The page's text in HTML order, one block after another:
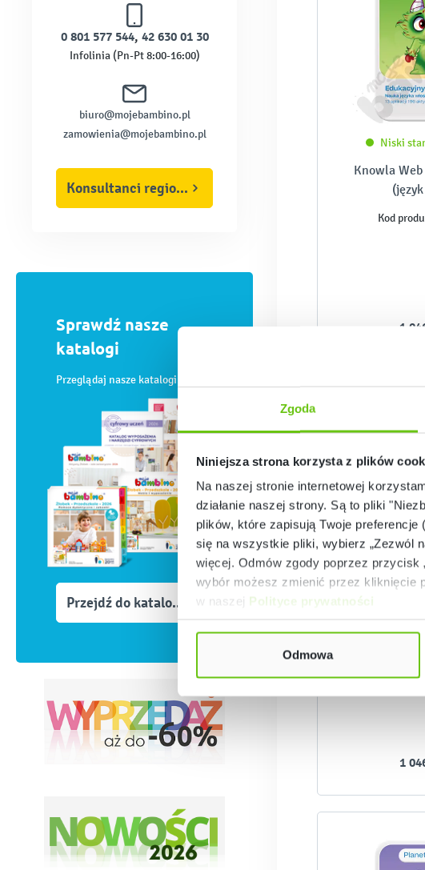
Zgoda
Niniejsza strona korzysta z plików
Na naszej stronie internetowej
działanie naszej strony. Są to pliki
plików, które zapisują Twoje
się na wszystkie pliki, wybierz „Zezwól
więcej. Odmów zgody poprzez przycisk
wybór możesz zmienić przez kliknięcie
w naszej Polityce prywatności
Odmowa
0 801 577 544, 42 630 01 30
Infolinia (Pn-Pt 8:00-16:00)
biuro@mojebambino.pl
zamowienia@mojebambino.pl
Konsultanci regionalni
Sprawdź nasze
katalogi
Przeglądaj nasze katalogi online
Przejdź do katalogów
Niski
Knowla
Kod
1
Niski
Knowla Web
1